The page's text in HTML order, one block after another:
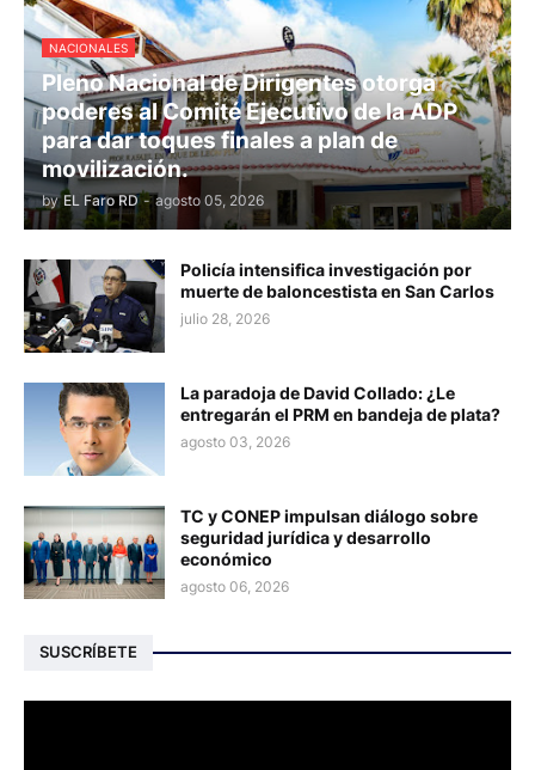
NACIONALES
Pleno Nacional de Dirigentes otorga
poderes al Comité Ejecutivo de la ADP
para dar toques finales a plan de
movilización.
by EL Faro RD - agosto 05, 2026
Policía intensifica investigación por
muerte de baloncestista en San Carlos
julio 28, 2026
La paradoja de David Collado: ¿Le
entregarán el PRM en bandeja de plata?
agosto 03, 2026
TC y CONEP impulsan diálogo sobre
seguridad jurídica y desarrollo
económico
agosto 06, 2026
SUSCRÍBETE